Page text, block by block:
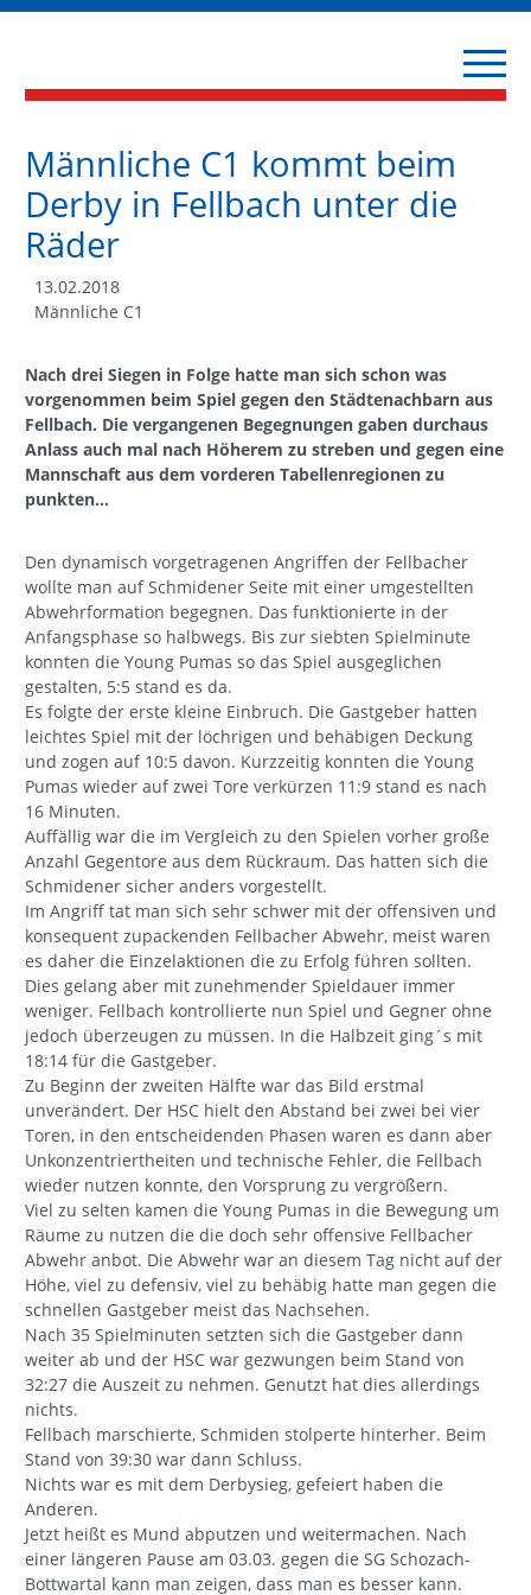
Männliche C1 kommt beim
Derby in Fellbach unter die
Räder
13.02.2018
Männliche C1
Nach drei Siegen in Folge hatte man sich schon was
vorgenommen beim Spiel gegen den Städtenachbarn aus
Fellbach. Die vergangenen Begegnungen gaben durchaus
Anlass auch mal nach Höherem zu streben und gegen eine
Mannschaft aus dem vorderen Tabellenregionen zu
punkten...
Den dynamisch vorgetragenen Angriffen der Fellbacher
wollte man auf Schmidener Seite mit einer umgestellten
Abwehrformation begegnen. Das funktionierte in der
Anfangsphase so halbwegs. Bis zur siebten Spielminute
konnten die Young Pumas so das Spiel ausgeglichen
gestalten, 5:5 stand es da.
Es folgte der erste kleine Einbruch. Die Gastgeber hatten
leichtes Spiel mit der löchrigen und behäbigen Deckung
und zogen auf 10:5 davon. Kurzzeitig konnten die Young
Pumas wieder auf zwei Tore verkürzen 11:9 stand es nach
16 Minuten.
Auffällig war die im Vergleich zu den Spielen vorher große
Anzahl Gegentore aus dem Rückraum. Das hatten sich die
Schmidener sicher anders vorgestellt.
Im Angriff tat man sich sehr schwer mit der offensiven und
konsequent zupackenden Fellbacher Abwehr, meist waren
es daher die Einzelaktionen die zu Erfolg führen sollten.
Dies gelang aber mit zunehmender Spieldauer immer
weniger. Fellbach kontrollierte nun Spiel und Gegner ohne
jedoch überzeugen zu müssen. In die Halbzeit ging´s mit
18:14 für die Gastgeber.
Zu Beginn der zweiten Hälfte war das Bild erstmal
unverändert. Der HSC hielt den Abstand bei zwei bei vier
Toren, in den entscheidenden Phasen waren es dann aber
Unkonzentriertheiten und technische Fehler, die Fellbach
wieder nutzen konnte, den Vorsprung zu vergrößern.
Viel zu selten kamen die Young Pumas in die Bewegung um
Räume zu nutzen die die doch sehr offensive Fellbacher
Abwehr anbot. Die Abwehr war an diesem Tag nicht auf der
Höhe, viel zu defensiv, viel zu behäbig hatte man gegen die
schnellen Gastgeber meist das Nachsehen.
Nach 35 Spielminuten setzten sich die Gastgeber dann
weiter ab und der HSC war gezwungen beim Stand von
32:27 die Auszeit zu nehmen. Genutzt hat dies allerdings
nichts.
Fellbach marschierte, Schmiden stolperte hinterher. Beim
Stand von 39:30 war dann Schluss.
Nichts war es mit dem Derbysieg, gefeiert haben die
Anderen.
Jetzt heißt es Mund abputzen und weitermachen. Nach
einer längeren Pause am 03.03. gegen die SG Schozach-
Bottwartal kann man zeigen, dass man es besser kann.